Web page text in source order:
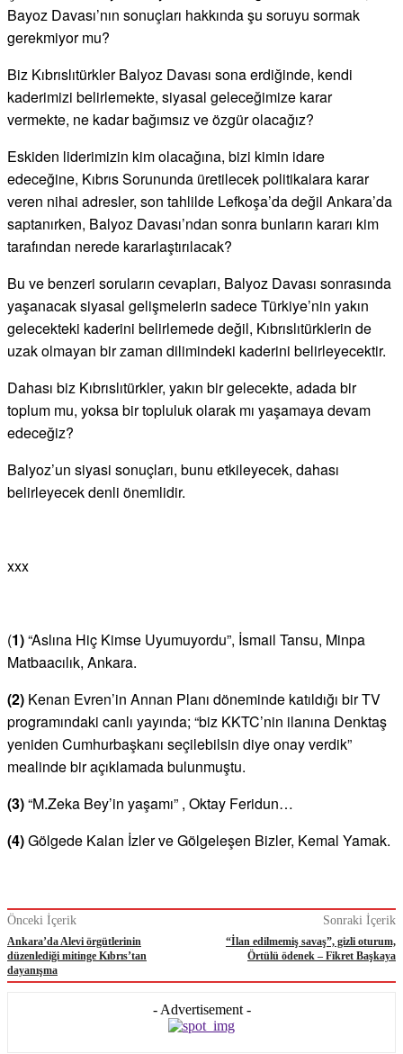
Bayoz Davası’nın sonuçları hakkında şu soruyu sormak
gerekmiyor mu?
Biz Kıbrıslıtürkler Balyoz Davası sona erdiğinde, kendi
kaderimizi belirlemekte, siyasal geleceğimize karar
vermekte, ne kadar bağımsız ve özgür olacağız?
Eskiden liderimizin kim olacağına, bizi kimin idare
edeceğine, Kıbrıs Sorununda üretilecek politikalara karar
veren nihai adresler, son tahlilde Lefkoşa’da değil Ankara’da
saptanırken, Balyoz Davası’ndan sonra bunların kararı kim
tarafından nerede kararlaştırılacak?
Bu ve benzeri soruların cevapları, Balyoz Davası sonrasında
yaşanacak siyasal gelişmelerin sadece Türkiye’nin yakın
gelecekteki kaderini belirlemede değil, Kıbrıslıtürklerin de
uzak olmayan bir zaman dilimindeki kaderini belirleyecektir.
Dahası biz Kıbrıslıtürkler, yakın bir gelecekte, adada bir
toplum mu, yoksa bir topluluk olarak mı yaşamaya devam
edeceğiz?
Balyoz’un siyasi sonuçları, bunu etkileyecek, dahası
belirleyecek denli önemlidir.
xxx
(1)“Aslına Hiç Kimse Uyumuyordu”, İsmail Tansu, Minpa
Matbaacılık, Ankara.
(2) Kenan Evren’in Annan Planı döneminde katıldığı bir TV
programındaki canlı yayında; “biz KKTC’nin ilanına Denktaş
yeniden Cumhurbaşkanı seçilebilsin diye onay verdik”
mealinde bir açıklamada bulunmuştu.
(3)“M.Zeka Bey’in yaşamı” , Oktay Feridun…
(4)Gölgede Kalan İzler ve Gölgeleşen Bizler, Kemal Yamak.
Önceki İçerik
Ankara’da Alevi örgütlerinin
düzenlediği mitinge Kıbrıs’tan
dayanışma
Sonraki İçerik
“İlan edilmemiş savaş”, gizli oturum,
Örtülü ödenek – Fikret Başkaya
- Advertisement -